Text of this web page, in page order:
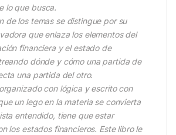
lo que busca.
de los temas se distingue por su
que enlaza los elementos del
financiera y el estado de
dónde y cómo una partida de
una partida del otro.
con lógica y escrito con
un lego en la materia se convierta
entendido, tiene que estar
los estados financieros. Este libro le